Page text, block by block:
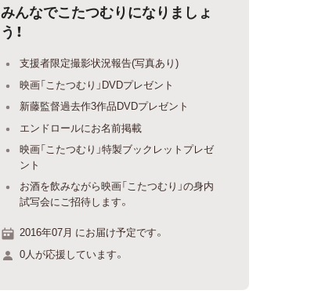
みんなでこたつむりになりましょ
う！
支援者限定撮影状況報告(写真あり)
映画「こたつむり」DVDプレゼント
新藤監督過去作3作品DVDプレゼント
エンドロールにお名前掲載
映画「こたつむり」特製ブックレットプレゼ
ント
お酒を飲みながら映画「こたつむり」の身内
試写会にご招待します。
2016年07月 にお届け予定です。
0人が応援しています。